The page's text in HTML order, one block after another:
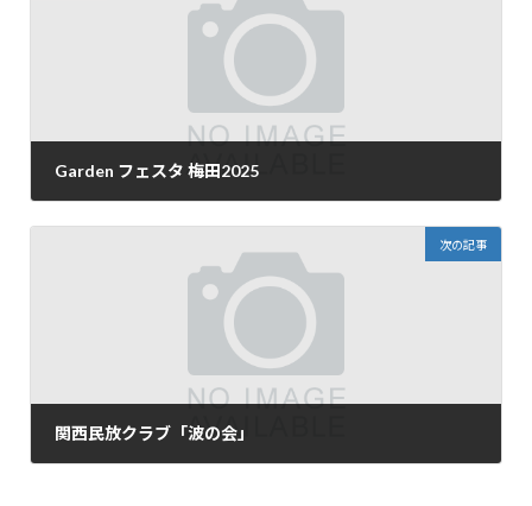
Garden フェスタ 梅田2025
次の記事
関西民放クラブ「波の会」